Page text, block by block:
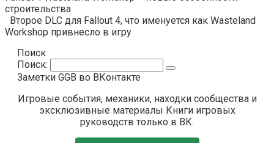
строительства
Второе DLC для Fallout 4, что именуется как Wasteland
Workshop привнесло в игру
Поиск
Поиск:
Заметки GGB во ВКонтакте
Игровые события, механики, находки сообщества и
эксклюзивные материалы Книги игровых
руководств только в ВК.